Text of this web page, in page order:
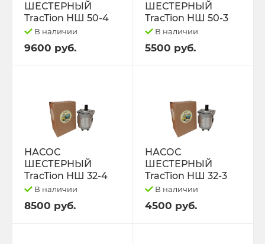
ШЕСТЕРНЫЙ
TracTion НШ 50-4
В наличии
9600 руб.
ШЕСТЕРНЫЙ
TracTion НШ 50-3
В наличии
5500 руб.
НАСОС
ШЕСТЕРНЫЙ
TracTion НШ 32-4
В наличии
8500 руб.
НАСОС
ШЕСТЕРНЫЙ
TracTion НШ 32-3
В наличии
4500 руб.
ПРОКЛАДКИ ГОЛОВКИ БЛОКА
РАДИАТОРЫ ОХЛАЖДЕНИЯ
РАСПРЕДЕЛИТЕЛИ
РАСПЫЛИТЕЛИ,шайбы медные.
РЕЗИНА,диски.
ТО-49
ЯМЗ-236,238,240
ЯМЗ-236.238.240 Ярославль.